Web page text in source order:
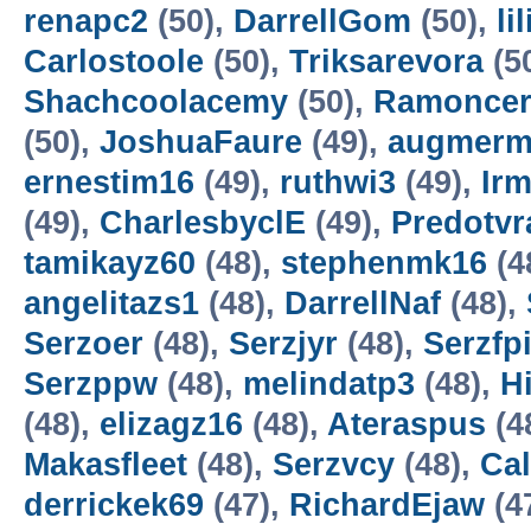
renapc2 (50), DarrellGom (50),
Carlostoole (50), Triksarevora
Shachcoolacemy (50), Ramoncer
(50), JoshuaFaure (49),
ernestim16 (49), ruthwi3 (49),
(49), CharlesbyclE (49),
tamikayz60 (48), stephenmk16
angelitazs1 (48), DarrellNaf (48),
Serzoer (48), Serzjyr (48), Serzfpi
Serzppw (48), melindatp3 (48),
(48), elizagz16 (48), Ateraspus
Makasfleet (48), Serzvcy (48),
derrickek69 (47), RichardEjaw